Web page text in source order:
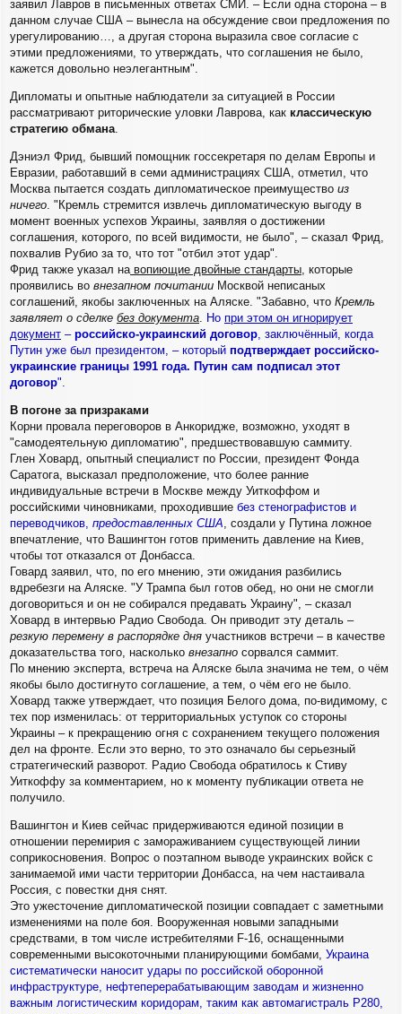
заявил Лавров в письменных ответах СМИ. – Если одна сторона – в
данном случае США – вынесла на обсуждение свои предложения по
урегулированию…, а другая сторона выразила свое согласие с
этими предложениями, то утверждать, что соглашения не было,
кажется довольно неэлегантным".
Дипломаты и опытные наблюдатели за ситуацией в России
рассматривают риторические уловки Лаврова, как классическую
стратегию обмана
Дэниэл Фрид, бывший помощник госсекретаря по делам Европы и
Евразии, работавший в семи администрациях США, отметил, что
Москва пытается создать дипломатическое преимущество из
ничего . "Кремль стремится извлечь дипломатическую выгоду в
момент военных успехов Украины, заявляя о достижении
соглашения, которого, по всей видимости, не было", – сказал Фрид,
похвалив Рубио за то, что тот "отбил этот удар".
Фрид также указал на вопиющие двойные стандарты , которые
проявились во внезапном почитании Москвой неписаных
соглашений, якобы заключенных на Аляске. "Забавно, что Кремль
заявляет о сделке без документа Но при этом он игнорирует
документ – российско-украинский договор , заключённый, когда
Путин уже был президентом, – который подтверждает российско-
украинские границы 1991 года. Путин сам подписал этот
договор".
В погоне за призраками
Корни провала переговоров в Анкоридже, возможно, уходят в
"самодеятельную дипломатию", предшествовавшую саммиту.
Глен Ховард, опытный специалист по России, президент Фонда
Саратога, высказал предположение, что более ранние
индивидуальные встречи в Москве между Уиткоффом и
российскими чиновниками, проходившие без стенографистов и
переводчиков, предоставленных США , создали у Путина ложное
впечатление, что Вашингтон готов применить давление на Киев,
чтобы тот отказался от Донбасса.
Говард заявил, что, по его мнению, эти ожидания разбились
вдребезги на Аляске. "У Трампа был готов обед, но они не смогли
договориться и он не собирался предавать Украину", – сказал
Ховард в интервью Радио Свобода. Он приводит эту деталь –
резкую перемену в распорядке дня участников встречи – в качестве
доказательства того, насколько внезапно сорвался саммит.
По мнению эксперта, встреча на Аляске была значима не тем, о чём
якобы было достигнуто соглашение, а тем, о чём его не было.
Ховард также утверждает, что позиция Белого дома, по-видимому, с
тех пор изменилась: от территориальных уступок со стороны
Украины – к прекращению огня с сохранением текущего положения
дел на фронте. Если это верно, то это означало бы серьезный
стратегический разворот. Радио Свобода обратилось к Стиву
Уиткоффу за комментарием, но к моменту публикации ответа не
получило.
Вашингтон и Киев сейчас придерживаются единой позиции в
отношении перемирия с замораживанием существующей линии
соприкосновения. Вопрос о поэтапном выводе украинских войск с
занимаемой ими части территории Донбасса, на чем настаивала
Россия, с повестки дня снят.
Это ужесточение дипломатической позиции совпадает с заметными
изменениями на поле боя. Вооруженная новыми западными
средствами, в том числе истребителями F-16, оснащенными
современными высокоточными планирующими бомбами, Украина
систематически наносит удары по российской оборонной
инфраструктуре, нефтеперерабатывающим заводам и жизненно
важным логистическим коридорам, таким как автомагистраль Р280,